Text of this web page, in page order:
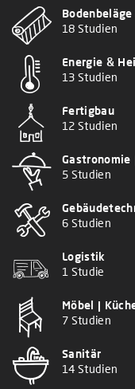
18 Studien
Energie &
13 Studien
Fertigbau
12 Studien
5 Studien
6 Studien
Logistik
1 Studie
Möbel |
7 Studien
Sanitär
14 Studien